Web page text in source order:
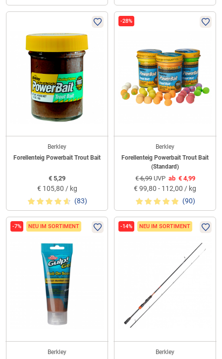
Berkley
Forellenteig Powerbait Trout Bait
€ 5,29
€ 105,80 / kg
(83)
-28%
Berkley
Forellenteig Powerbait Trout Bait
(Standard)
€6,99UVP ab €4,99
€ 99,80 - 112,00 / kg
(90)
-7% NEU IM SORTIMENT
Berkley
-14% NEU IM SORTIMENT
Berkley